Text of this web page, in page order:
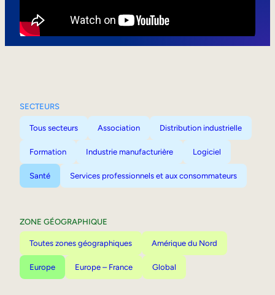
SECTEURS
Tous secteurs Association Distribution industrielle
Formation Industrie manufacturière Logiciel
Santé Services professionnels et aux consommateurs
ZONE GÉOGRAPHIQUE
Toutes zones géographiques Amérique du Nord
Europe Europe – France Global